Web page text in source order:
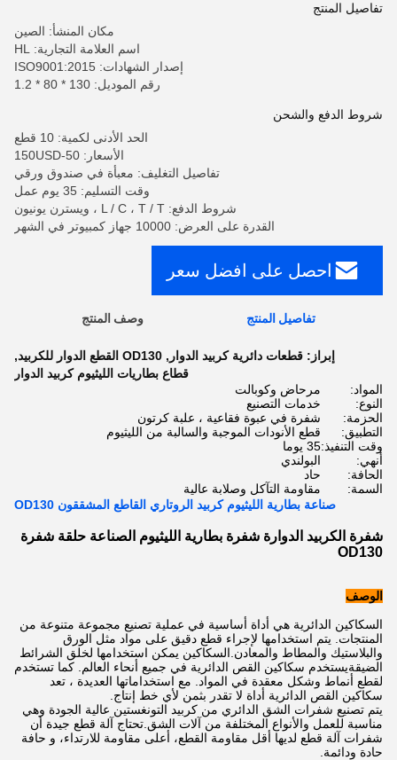
تفاصيل المنتج
مكان المنشأ: الصين
اسم العلامة التجارية: HL
إصدار الشهادات: ISO9001:2015
رقم الموديل: 130 * 80 * 1.2
شروط الدفع والشحن
الحد الأدنى لكمية: 10 قطع
الأسعار: 50-150USD
تفاصيل التغليف: معبأة في صندوق ورقي
وقت التسليم: 35 يوم عمل
شروط الدفع: L / C ، T / T ، ويسترن يونيون
القدرة على العرض: 10000 جهاز كمبيوتر في الشهر
احصل على افضل سعر
تفاصيل المنتج وصف المنتج
إبراز: قطعات دائرية كربيد الدوار , OD130 القطع الدوار للكربيد
,
قطاع بطاريات الليثيوم كربيد الدوار
المواد:
مرحاض وكوبالت
النوع:
خدمات التصنيع
الحزمة:
شفرة في عبوة فقاعية ، علبة كرتون
التطبيق:
قطع الأنودات الموجبة والسالبة من الليثيوم
وقت التنفيذ:35 يوما
أنهي:
البولندي
الحافة:
حاد
السمة:
مقاومة التآكل وصلابة عالية
صناعة بطارية الليثيوم كربيد الروتاري القاطع المشققون OD130
شفرة الكربيد الدوارة شفرة بطارية الليثيوم الصناعة حلقة شفرة
OD130
الوصف
السكاكين الدائرية هي أداة أساسية في عملية تصنيع مجموعة متنوعة من
المنتجات. يتم استخدامها لإجراء قطع دقيق على مواد مثل الورق
والبلاستيك والمطاط والمعادن.السكاكين يمكن استخدامها لخلق الشرائط
الضيقةيستخدم سكاكين القص الدائرية في جميع أنحاء العالم. كما تستخدم
لقطع أنماط وشكل معقدة في المواد. مع استخداماتها العديدة ، تعد
سكاكين القص الدائرية أداة لا تقدر بثمن لأي خط إنتاج.
يتم تصنيع شفرات الشق الدائري من كربيد التونغستين عالية الجودة وهي
مناسبة للعمل والأنواع المختلفة من آلات الشق.تحتاج آلة قطع جيدة أن
شفرات آلة قطع لديها أقل مقاومة القطع، أعلى مقاومة للارتداء، و حافة
حادة ودائمة.